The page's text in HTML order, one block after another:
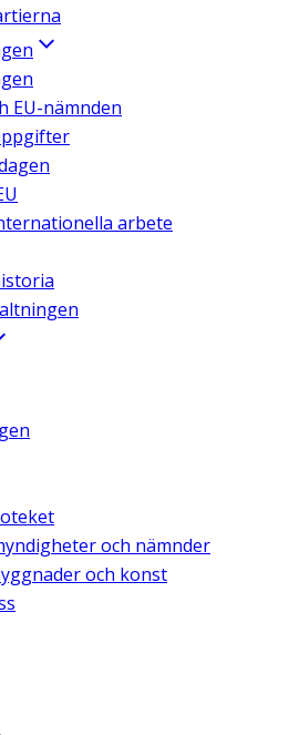
EU-nämnden
arbete
och nämnder
och konst